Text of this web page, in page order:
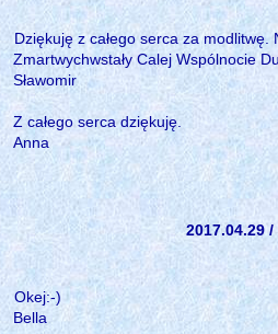
Dziękuję z całego serca za modlitwę.
Zmartwychwstały Calej Wspólnocie
Sławomir
Z całego serca dziękuję.
Anna
2017.04.29 /
Okej:-)
Bella